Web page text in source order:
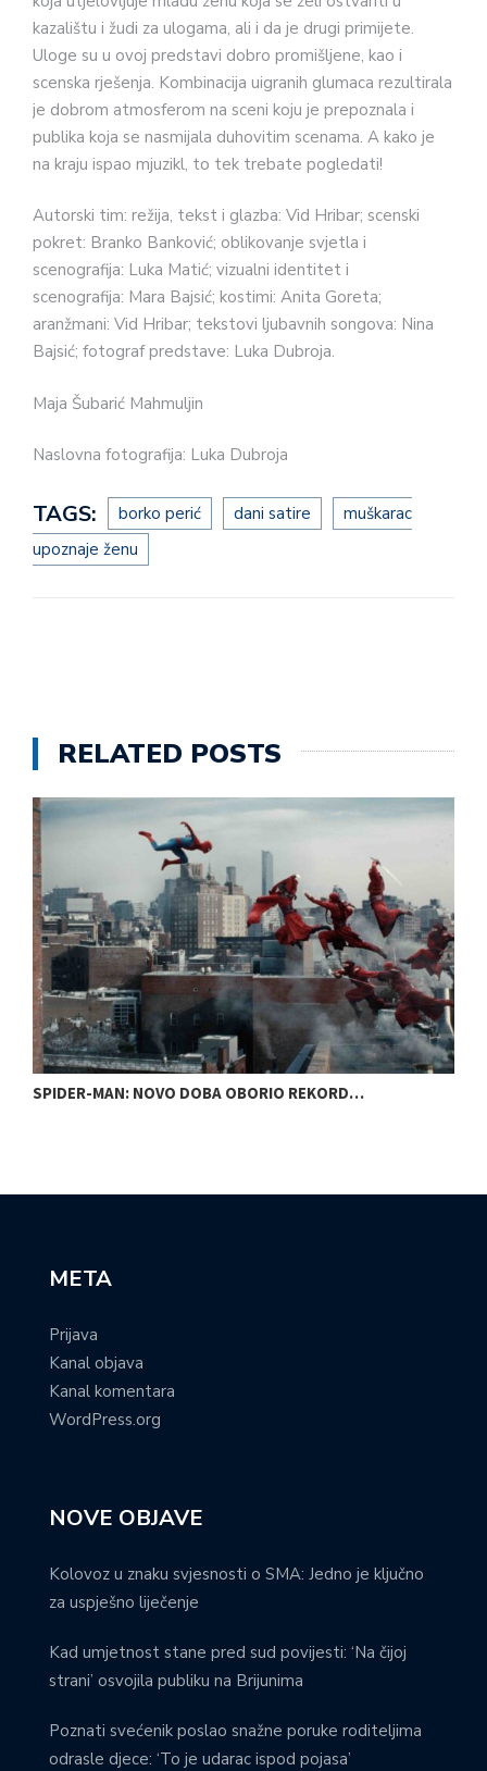
kazalištu i žudi za ulogama, ali i da je drugi primijete.
Uloge su u ovoj predstavi dobro promišljene, kao i
scenska rješenja. Kombinacija uigranih glumaca rezultirala
je dobrom atmosferom na sceni koju je prepoznala i
publika koja se nasmijala duhovitim scenama. A kako je
na kraju ispao mjuzikl, to tek trebate pogledati!
Autorski tim: režija, tekst i glazba: Vid Hribar; scenski
pokret: Branko Banković; oblikovanje svjetla i
scenografija: Luka Matić; vizualni identitet i
scenografija: Mara Bajsić; kostimi: Anita Goreta;
aranžmani: Vid Hribar; tekstovi ljubavnih songova: Nina
Bajsić; fotograf predstave: Luka Dubroja.
Maja Šubarić Mahmuljin
Naslovna fotografija: Luka Dubroja
TAGS: borko perić dani satire
muškarac
upoznaje ženu
RELATED POSTS
SPIDER-MAN: NOVO DOBA OBORIO REKORD…
META
Prijava
Kanal objava
Kanal komentara
WordPress.org
NOVE OBJAVE
Kolovoz u znaku svjesnosti o SMA: Jedno je ključno
za uspješno liječenje
Kad umjetnost stane pred sud povijesti: ‘Na čijoj
strani’ osvojila publiku na Brijunima
Poznati svećenik poslao snažne poruke roditeljima
odrasle djece: ‘To je udarac ispod pojasa’